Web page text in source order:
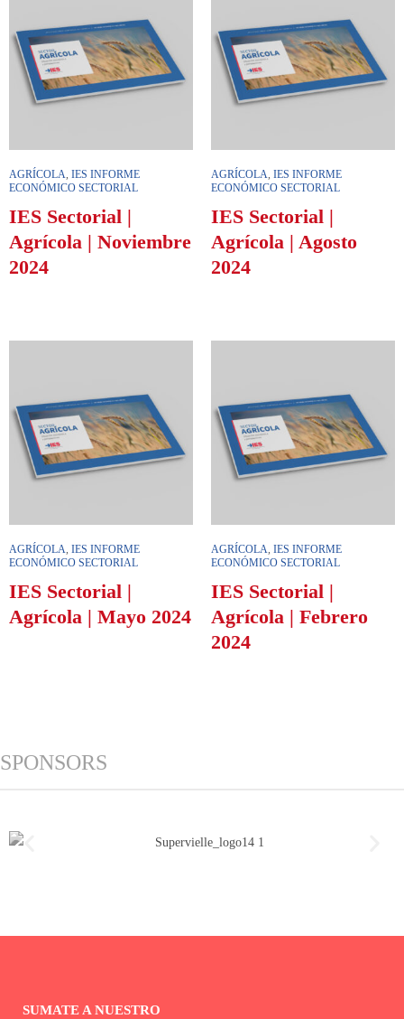
AGRÍCOLA, IES INFORME
ECONÓMICO SECTORIAL
IES Sectorial |
Agrícola | Noviembre
2024
AGRÍCOLA, IES INFORME
ECONÓMICO SECTORIAL
IES Sectorial |
Agrícola | Agosto
2024
AGRÍCOLA, IES INFORME
ECONÓMICO SECTORIAL
IES Sectorial |
Agrícola | Mayo 2024
AGRÍCOLA, IES INFORME
ECONÓMICO SECTORIAL
IES Sectorial |
Agrícola | Febrero
2024
SPONSORS
SUMATE A NUESTRO